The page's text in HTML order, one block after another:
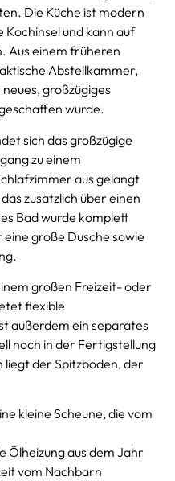
Die Küche ist modern
und kann auf
Aus einem früheren
Abstellkammer,
großzügiges
wurde.
sich das großzügige
zu einem
aus gelangt
zusätzlich über einen
Bad wurde komplett
große Dusche sowie
großen Freizeit- oder
flexible
außerdem ein separates
noch in der Fertigstellung
der Spitzboden, der
kleine Scheune, die vom
Ölheizung aus dem Jahr
vom Nachbarn